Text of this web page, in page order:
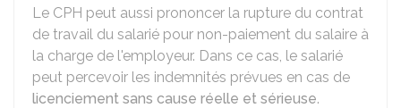
Le CPH peut aussi prononcer la rupture du contrat
de travail du salarié pour non-paiement du salaire à
la charge de l'employeur. Dans ce cas, le salarié
peut percevoir les indemnités prévues en cas de
licenciement sans cause réelle et sérieuse.